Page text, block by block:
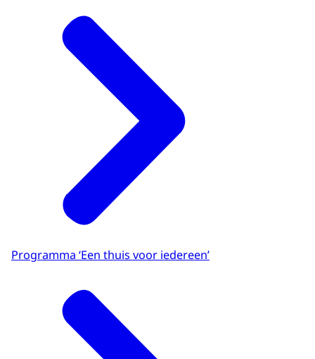
Programma ‘Een thuis voor iedereen’